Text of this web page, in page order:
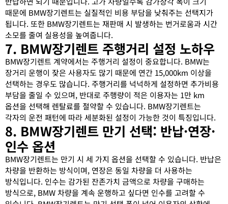
때문에 BMW장기렌트는 실질적인 비용 부담을 낮춰주는 선택지가
됩니다. 또한 BMW장기렌트는 재판매 시 발생하는 번거로움과 시간
소모를 줄여 실용성을 높여줍니다.
7. BMW장기렌트 주행거리 설정 노하우
BMW장기렌트 계약에서는 주행거리 설정이 중요합니다. BMW는
장거리 운행이 잦은 사용자도 많기 때문에 연간 15,000km 이상을
선택하는 경우도 많습니다. 주행거리를 넉넉하게 설정하면 추가비용
부담을 줄일 수 있으며, 반대로 주행량이 적은 이용자는 1만 km
옵션을 선택해 렌탈료를 절약할 수 있습니다. BMW장기렌트는
각자의 운전 패턴에 따라 세분화된 설정이 가능한 것이 특징입니다.
8. BMW장기렌트 만기 선택: 반납·연장·
인수 옵션
BMW장기렌트는 만기 시 세 가지 옵션을 선택할 수 있습니다. 반납은
차량을 반환하는 방식이며, 연장은 동일 차량을 더 사용하는
방식입니다. 인수는 감가된 잔존가치 금액으로 차량을 구매하는
방식으로, BMW 차량을 계속 운행하고 싶다면 인수를 고려할 수